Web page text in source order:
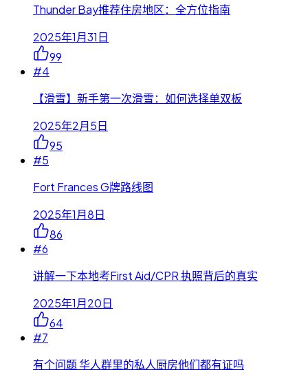
Thunder Bay推荐住房地区：全方位指南
2025年1月31日
99
#4
【滑雪】新手第一次滑雪：如何选择单双板
2025年2月5日
95
#5
Fort Frances G牌路线图
2025年1月8日
86
#6
讲解一下本地考First Aid/CPR 执照背后的真实
2025年1月20日
64
#7
有个问题 华人群里的私人厨房他们都有证吗